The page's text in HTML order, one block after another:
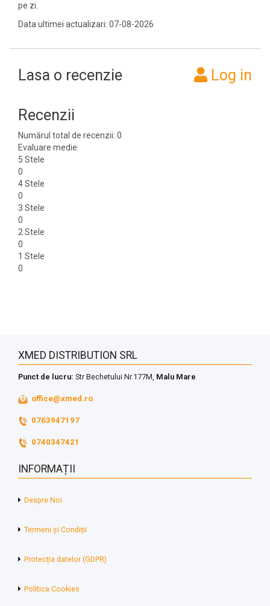
pe zi.
Data ultimei actualizari: 07-08-2026
Lasa o recenzie Log in
Recenzii
Numărul total de recenzii: 0
Evaluare medie:
5 Stele
0
4 Stele
0
3 Stele
0
2 Stele
0
1 Stele
0
XMED DISTRIBUTION SRL
Punct de lucru: Str Bechetului Nr.177M, Malu Mare
office@xmed.ro
0763947197
0740347421
INFORMAȚII
Despre Noi
Termeni și Condiții
Protecția datelor (GDPR)
Politica Cookies